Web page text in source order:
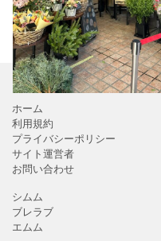
いま
ホーム
利用規約
プライバシーポリシー
サイト運営者
お問い合わせ
シムム
ブレラブ
エムム